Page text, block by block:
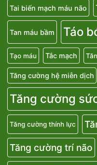
Tai biến mạch máu não
Tan máu bầm Táo
Tạo máu Tắc mạch
Tăng cường hệ miễn dịch
Tăng cường
Tăng cường thính lực
Tăng cường trí não